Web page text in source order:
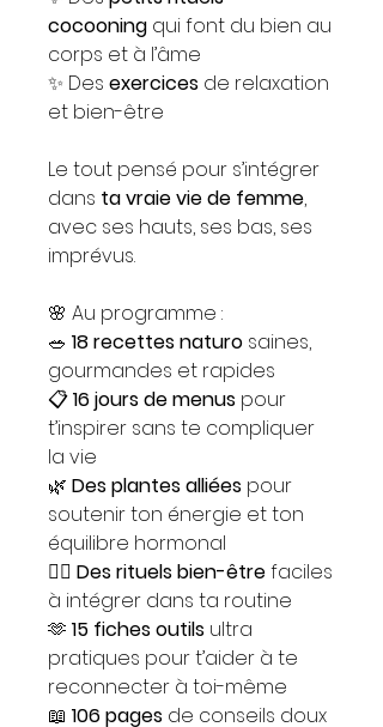
cocooning qui font du bien au
corps et à l’âme
✨ Des exercices de relaxation
et bien-être
Le tout pensé pour s’intégrer
dans ta vraie vie de femme,
avec ses hauts, ses bas, ses
imprévus.
🌸 Au programme :
🥗 18 recettes naturo saines,
gourmandes et rapides
📋16 jours de menus pour
t’inspirer sans te compliquer
la vie
🌿 Des plantes alliées pour
soutenir ton énergie et ton
équilibre hormonal
🧘‍♀️ Des rituels bien-êtrefaciles
à intégrer dans ta routine
🫶 15 fiches outils ultra
pratiques pour t’aider à te
reconnecter à toi-même
📖 106 pages de conseils doux